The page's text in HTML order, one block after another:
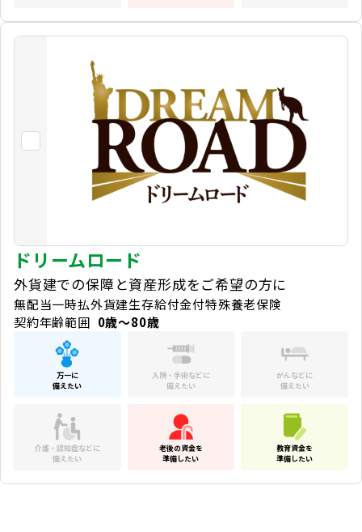
ドリームロード
外貨建での保障と資産形成をご希望の方に
無配当一時払外貨建生存給付金付特殊養老保険
契約年齢範囲 0歳～80歳
万一に
備えたい
入院・手術などに
備えたい
がんなどに
備えたい
介護・認知症などに
備えたい
老後の資金を
準備したい
教育資金を
準備したい